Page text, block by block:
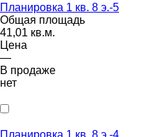
Планировка 1 кв. 8 э.-5
Общая площадь
41,01 кв.м.
Цена
—
В продаже
нет
Планировка 1 кв. 8 э.-4